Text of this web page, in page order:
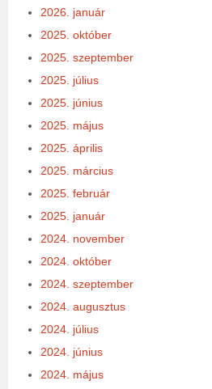
2026. január
2025. október
2025. szeptember
2025. július
2025. június
2025. május
2025. április
2025. március
2025. február
2025. január
2024. november
2024. október
2024. szeptember
2024. augusztus
2024. július
2024. június
2024. május